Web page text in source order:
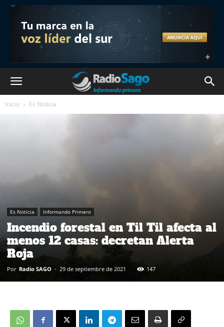
Inicio Es Noticia
Es Noticia Informando Primero
Incendio forestal en Til Til afecta al
menos 12 casas: decretan Alerta
Roja
Por Radio SAGO - 29 de septiembre de 2021 147